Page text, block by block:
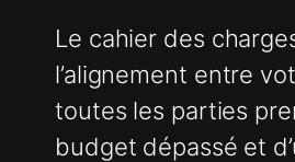
Le cahier des
l’alignement entre
toutes les parties
budget dépassé et